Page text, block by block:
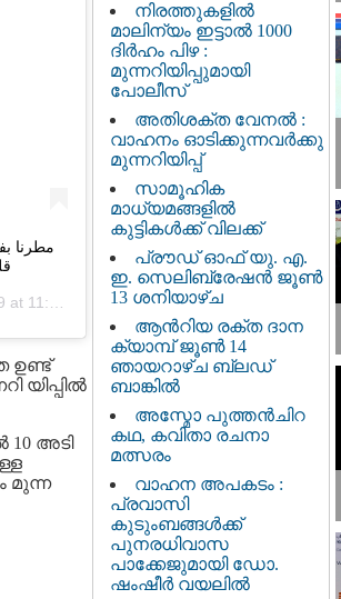
PST
ഉണ്ട്
യിപ്പിൽ
അടി
മുന്ന
നിരത്തുകളിൽ
മാലിന്യം ഇട്ടാൽ 1000
ദിർഹം പിഴ :
മുന്നറിയിപ്പുമായി
പോലീസ്
അതിശക്ത വേനൽ :
വാഹനം ഓടിക്കുന്നവർക്കു
മുന്നറിയിപ്പ്
സാമൂഹിക
മാധ്യമങ്ങളിൽ
കുട്ടികൾക്ക് വിലക്ക്
പ്രൗഡ് ഓഫ് യു. എ.
ഇ. സെലിബ്രേഷൻ ജൂൺ
13 ശനിയാഴ്ച
ആൻറിയ രക്ത ദാന
ക്യാമ്പ് ജൂൺ 14
ഞായറാഴ്ച ബ്ലഡ്
ബാങ്കിൽ
അസ്മോ പുത്തൻചിറ
കഥ, കവിതാ രചനാ
മത്സരം
വാഹന അപകടം :
പ്രവാസി
കുടുംബങ്ങൾക്ക്
പുനരധിവാസ
പാക്കേജുമായി ഡോ.
ഷംഷീർ വയലിൽ